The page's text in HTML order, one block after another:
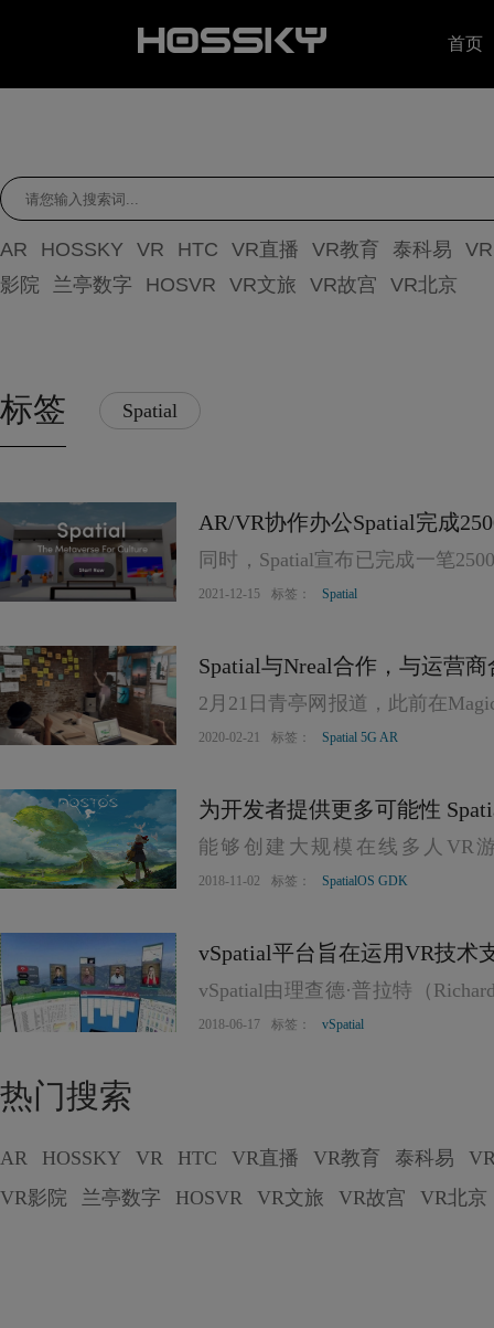
首页
AR HOSSKY VR HTC VR直播 VR教育 泰科易
影院
兰亭数字 HOSVR VR文旅 VR故宫 VR北京
标签 Spatial
AR/VR协作办公Spatial完成
平台
同时，Spatial宣布已完成一笔
万美元。
2021-12-15 标签： Spatial
Spatial与Nreal合作，与运营
2月21日青亭网报道，此前在
平台Spatial，今天宣布和AR眼
2020-02-21 标签： Spatial 5G AR
为开发者提供更多可能性
能够创建大规模在线多人VR
SpatialOS游戏开发工具包（GDK
2018-11-02 标签： SpatialOS GDK
vSpatial平台旨在运用VR技术
vSpatial由理查德·普拉特（
创建，这个新平台旨在利用vr
2018-06-17 标签： vSpatial
热门搜索
AR HOSSKY VR HTC VR直播 VR教育 泰科易
VR影院
兰亭数字 HOSVR VR文旅 VR故宫 VR北京